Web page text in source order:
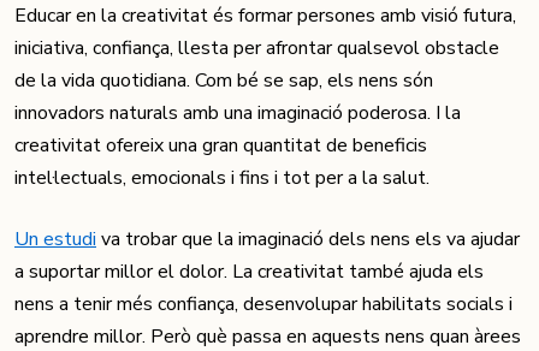
Educar en la creativitat és formar persones amb visió futura,
iniciativa, confiança, llesta per afrontar qualsevol obstacle
de la vida quotidiana. Com bé se sap, els nens són
innovadors naturals amb una imaginació poderosa. I la
creativitat ofereix una gran quantitat de beneficis
intel·lectuals, emocionals i fins i tot per a la salut.
Un estudi va trobar que la imaginació dels nens els va ajudar
a suportar millor el dolor. La creativitat també ajuda els
nens a tenir més confiança, desenvolupar habilitats socials i
aprendre millor. Però què passa en aquests nens quan àrees